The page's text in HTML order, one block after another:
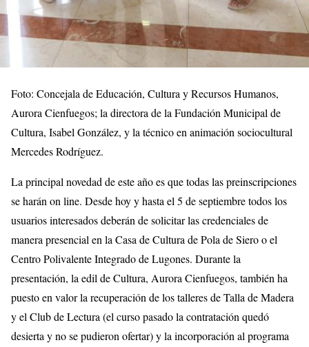
Foto: Concejala de Educación, Cultura y Recursos Humanos,
Aurora Cienfuegos; la directora de la Fundación Municipal de
Cultura, Isabel González, y la técnico en animación sociocultural
Mercedes Rodríguez.
La principal novedad de este año es que todas las preinscripciones
se harán on line. Desde hoy y hasta el 5 de septiembre todos los
usuarios interesados deberán de solicitar las credenciales de
manera presencial en la Casa de Cultura de Pola de Siero o el
Centro Polivalente Integrado de Lugones. Durante la
presentación, la edil de Cultura, Aurora Cienfuegos, también ha
puesto en valor la recuperación de los talleres de Talla de Madera
y el Club de Lectura (el curso pasado la contratación quedó
desierta y no se pudieron ofertar) y la incorporación al programa